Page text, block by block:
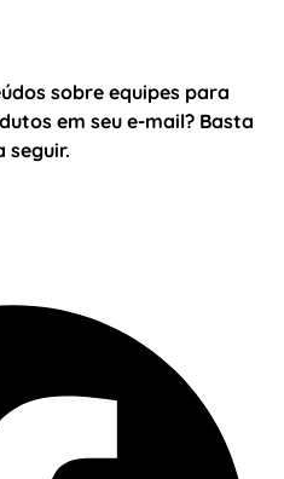
sobreequipes para
em seu e-mail? Basta
seguir.